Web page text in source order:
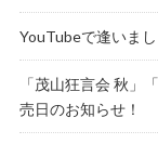
YouTubeで逢いま
「茂山狂言会 秋」
売日のお知らせ！